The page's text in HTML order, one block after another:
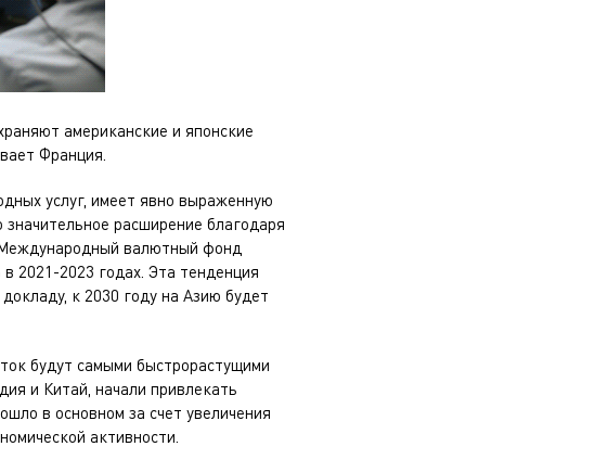
американские и японские
Франция.
услуг, имеет явно выраженную
расширение благодаря
Международный валютный фонд
2021-2023 годах. Эта тенденция
к 2030 году на Азию будет
будут самыми быстрорастущими
и Китай, начали привлекать
в основном за счет увеличения
активности.